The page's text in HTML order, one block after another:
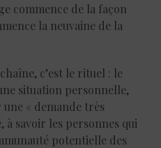
commence de la façon
la neuvaine de la
c’est le rituel : le
situation personnelle,
« demande très
à savoir les personnes qui
potentielle des